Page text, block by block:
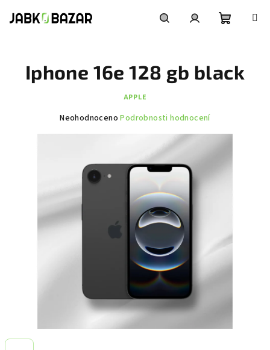
košík
Iphone 16e 128 gb black
APPLE
Průměrné
5
hvězdiček.
Neohodnoceno Podrobnosti hodnocení